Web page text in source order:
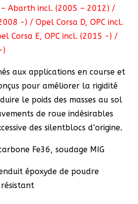
Abarth incl. (2005 – 2012) /
-) / Opel Corsa D, OPC incl.
Corsa E, OPC incl. (2015 -) /
)
aux applications en course et
pour améliorer la rigidité
le poids des masses au sol
de roue indésirables
des silentblocs d’origine.
Fe36, soudage MIG
époxyde de poudre